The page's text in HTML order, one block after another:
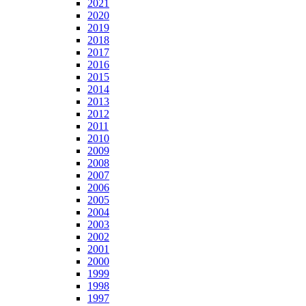
2021
2020
2019
2018
2017
2016
2015
2014
2013
2012
2011
2010
2009
2008
2007
2006
2005
2004
2003
2002
2001
2000
1999
1998
1997